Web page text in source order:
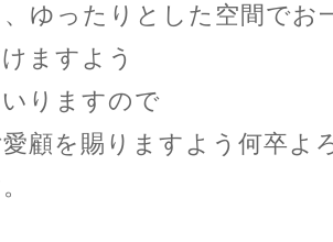
ゆったりとした空間でお
ますよう
りますので
顧を賜りますよう何卒よ